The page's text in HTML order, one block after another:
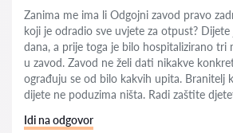
Zanima me ima li Odgojni zavod pravo
koji je odradio sve uvjete za otpust?
dana, a prije toga je bilo hospitalizirano tri
u zavod. Zavod ne želi dati nikakve
ograđuju se od bilo kakvih upita. Branitelj
dijete ne poduzima ništa. Radi zaštite
Idi na odgovor